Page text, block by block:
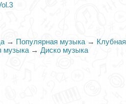
→ Популярная музыка → Клубная
музыка → Диско музыка